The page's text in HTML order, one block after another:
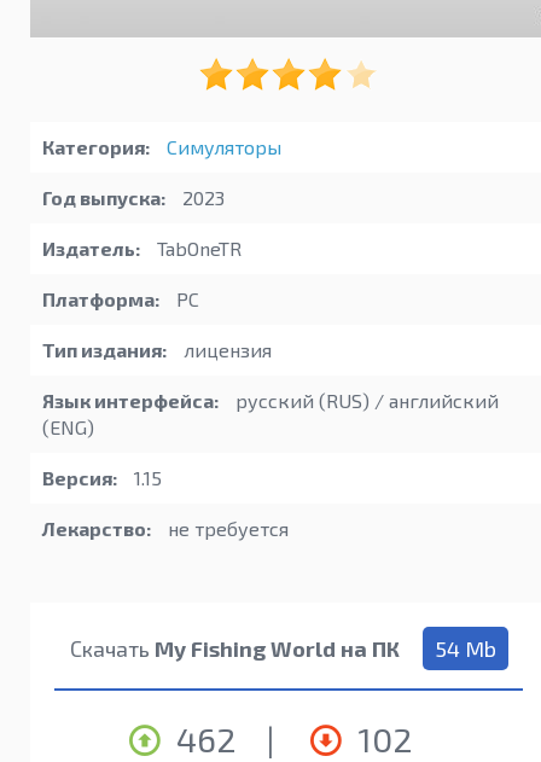
Категория: Симуляторы
Год выпуска: 2023
Издатель: TabOneTR
Платформа: PC
Тип издания: лицензия
Язык интерфейса:
русский (RUS) / английский
(ENG)
Версия: 1.15
Лекарство: не требуется
Скачать My Fishing World на ПК 54 Mb
462 | 102